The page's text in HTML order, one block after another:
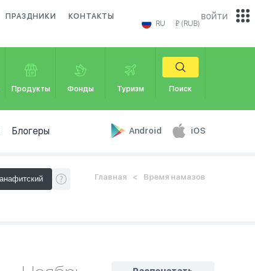
ПРАЗДНИКИ
КОНТАКТЫ
RU
₽ (RUB)
Продукты Фонды Туризм Поиск
Блогеры Android iOS
войти
Главная Время намазов